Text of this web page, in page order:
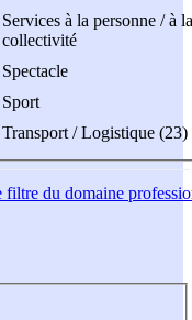
Services à la personne / à la
collectivité
Spectacle
Sport
Transport / Logistique (23)
du domaine